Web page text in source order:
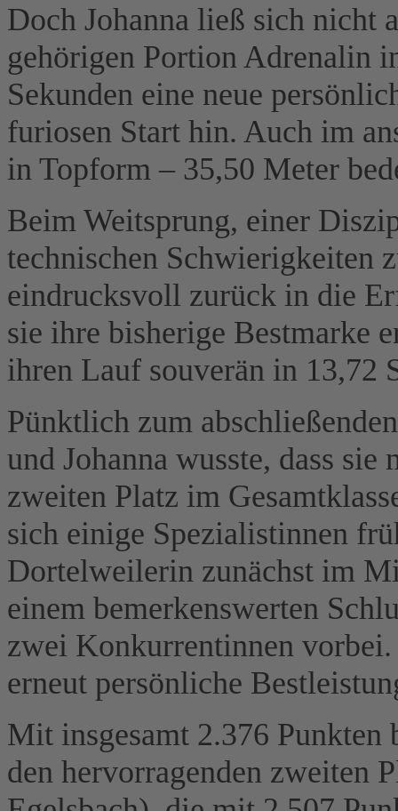
Doch Johanna ließ sich nicht
gehörigen Portion Adrenalin
Sekunden eine neue
furiosen Start hin. Auch im
in Topform – 35,50 Meter
Beim Weitsprung, einer
technischen Schwierigkeiten
eindrucksvoll zurück in die
sie ihre bisherige Bestmarke
ihren Lauf souverän in 13,72
Pünktlich zum
und Johanna wusste, dass
zweiten Platz im
sich einige Spezialistinnen
Dortelweilerin zunächst im
einem bemerkenswerten
zwei Konkurrentinnen
erneut persönliche
Mit insgesamt 2.376 Punkten
den hervorragenden zweiten